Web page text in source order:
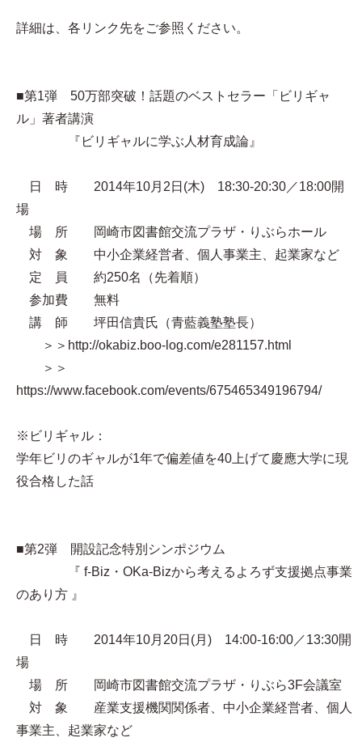
詳細は、各リンク先をご参照ください。
■第1弾 50万部突破！話題のベストセラー「ビリギャ
ル」著者講演
『ビリギャルに学ぶ人材育成論』
日 時 2014年10月2日(木) 18:30-20:30／18:00開
場
場 所 岡崎市図書館交流プラザ・りぶらホール
対 象 中小企業経営者、個人事業主、起業家など
定 員 約250名（先着順）
参加費 無料
講 師 坪田信貴氏（青藍義塾塾長）
＞＞http://okabiz.boo-log.com/e281157.html
＞＞
https://www.facebook.com/events/675465349196794/
※ビリギャル：
学年ビリのギャルが1年で偏差値を40上げて慶應大学に現
役合格した話
■第2弾 開設記念特別シンポジウム
『 f-Biz・OKa-Bizから考えるよろず支援拠点事業
のあり方 』
日 時 2014年10月20日(月) 14:00-16:00／13:30開
場
場 所 岡崎市図書館交流プラザ・りぶら3F会議室
対 象 産業支援機関関係者、中小企業経営者、個人
事業主、起業家など